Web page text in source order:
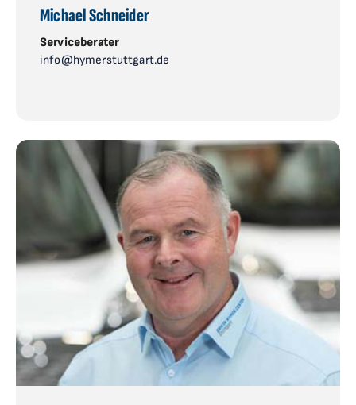
Michael Schneider
Serviceberater
info@hymerstuttgart.de